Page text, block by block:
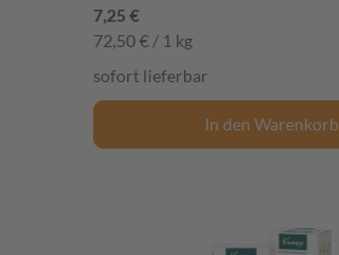
7,25 €
72,50 € / 1 kg
sofort lieferbar
In den Warenkorb